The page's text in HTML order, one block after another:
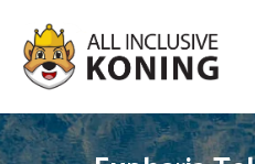
naar
inhoud